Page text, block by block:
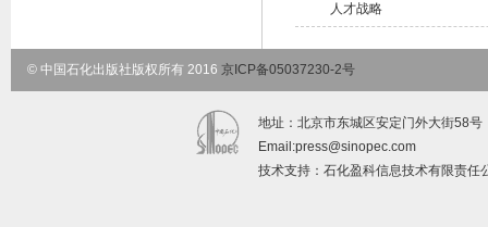
人才战略
© 中国石化出版社版权所有 2016 京ICP备05037230-2号
地址：北京市东城区安定门外大街58
Email:press@sinopec.com
技术支持：石化盈科信息技术有限责任